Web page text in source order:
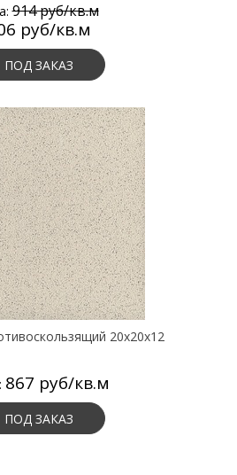
914 руб/кв.м
руб/кв.м
ПОД ЗАКАЗ
20х20х12
867 руб/кв.м
ПОД ЗАКАЗ